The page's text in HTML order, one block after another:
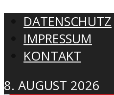
DATENSCHUTZ
IMPRESSUM
KONTAKT
8. AUGUST 2026